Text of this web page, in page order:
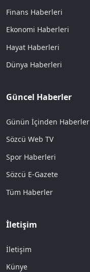
Finans Haberleri
Ekonomi Haberleri
Hayat Haberleri
Dünya Haberleri
Güncel Haberler
Günün İçinden Haberler
Sözcü Web TV
Spor Haberleri
Sözcü E-Gazete
Tüm Haberler
İletişim
İletişim
Künye